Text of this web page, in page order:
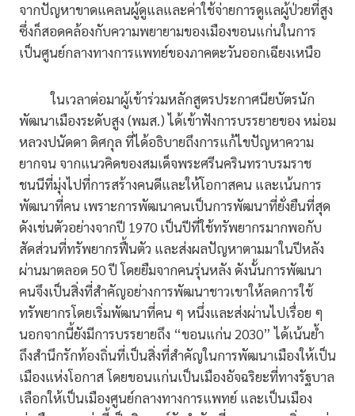
จากปัญหาขาดแคลนผู้ดูแลและค่าใช้จ่ายการดูแลผู้ป่วยที่สูง
ซึ่งก็สอดคล้องกับความพยายามของเมืองขอนแก่นในการ
เป็นศูนย์กลางทางการแพทย์ของภาคตะวันออกเฉียงเหนือ
ในเวลาต่อมาผู้เข้าร่วมหลักสูตรประกาศนียบัตรนัก
พัฒนาเมืองระดับสูง (พมส.) ได้เข้าฟังการบรรยายของ หม่อม
หลวงปนัดดา ดิศกุล ที่ได้อธิบายถึงการแก้ไขปัญหาความ
ยากจน จากแนวคิดของสมเด็จพระศรีนครินทราบรมราช
ชนนีที่มุ่งไปที่การสร้างคนดีและให้โอกาสคน และเน้นการ
พัฒนาที่คน เพราะการพัฒนาคนเป็นการพัฒนาที่ยั่งยืนที่สุด
ดังเช่นตัวอย่างจากปี 1970 เป็นปีที่ใช้ทรัพยากรมากพอกับ
สัดส่วนที่ทรัพยากรฟื้นตัว และส่งผลปัญหาตามมาในปีหลัง
ผ่านมาตลอด 50 ปี โดยยืมจากคนรุ่นหลัง ดังนั้นการพัฒนา
คนจึงเป็นสิ่งที่สำคัญอย่างการพัฒนาชาวเขาให้ลดการใช้
ทรัพยากรโดยเริ่มพัฒนาที่คน ๆ หนึ่งและส่งผ่านไปเรื่อย ๆ
นอกจากนี้ยังมีการบรรยายถึง “ขอนแก่น 2030” ได้เน้นย้ำ
ถึงสำนึกรักท้องถิ่นที่เป็นสิ่งที่สำคัญในการพัฒนาเมืองให้เป็น
เมืองแห่งโอกาส โดยขอนแก่นเป็นเมืองอัจฉริยะที่ทางรัฐบาล
เลือกให้เป็นเมืองศูนย์กลางทางการแพทย์ และเป็นเมือง